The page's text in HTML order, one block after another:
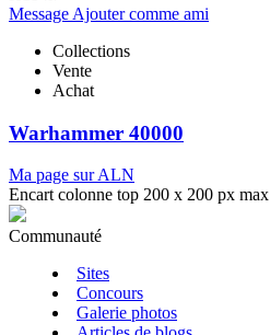
Message Ajouter comme ami
Collections
Vente
Achat
Warhammer 40000
Ma page sur ALN
Encart colonne top 200 x 200 px max
Communauté
Sites
Concours
Galerie photos